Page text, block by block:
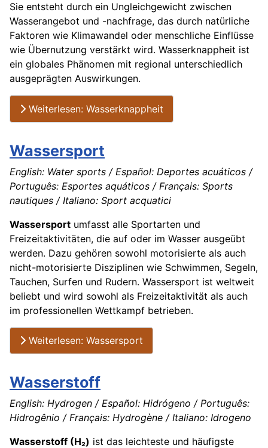
Sie entsteht durch ein Ungleichgewicht zwischen
Wasserangebot und -nachfrage, das durch natürliche
Faktoren wie Klimawandel oder menschliche Einflüsse
wie Übernutzung verstärkt wird. Wasserknappheit ist
ein globales Phänomen mit regional unterschiedlich
ausgeprägten Auswirkungen.
Weiterlesen: Wasserknappheit
Wassersport
English: Water sports / Español: Deportes acuáticos /
Português: Esportes aquáticos / Français: Sports
nautiques / Italiano: Sport acquatici
Wassersport umfasst alle Sportarten und
Freizeitaktivitäten, die auf oder im Wasser ausgeübt
werden. Dazu gehören sowohl motorisierte als auch
nicht-motorisierte Disziplinen wie Schwimmen, Segeln,
Tauchen, Surfen und Rudern. Wassersport ist weltweit
beliebt und wird sowohl als Freizeitaktivität als auch
im professionellen Wettkampf betrieben.
Weiterlesen: Wassersport
Wasserstoff
English: Hydrogen / Español: Hidrógeno / Português:
Hidrogênio / Français: Hydrogène / Italiano: Idrogeno
Wasserstoff (H₂) ist das leichteste und häufigste